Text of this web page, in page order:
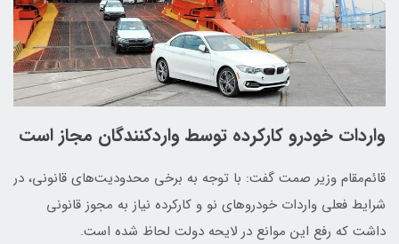
واردات خودرو کارکرده توسط واردکنندگان مجاز است
قائم‌مقام وزیر صمت گفت:‌ با توجه به برخی محدودیت‌های قانونی، در
شرایط فعلی واردات خودروهای نو و کارکرده نیاز به مجوز قانونی
داشت که رفع این موانع در لایحه دولت لحاظ شده است.